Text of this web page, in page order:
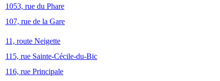
1053, rue du Phare
107, rue de la Gare
11, route Neigette
115, rue Sainte-Cécile-du-Bic
116, rue Principale